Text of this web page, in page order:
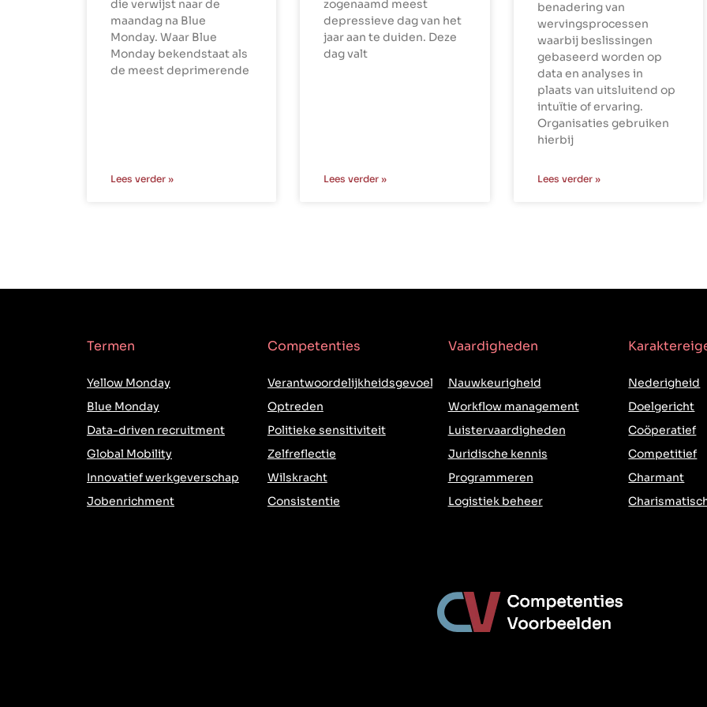
die verwijst naar de
maandag na Blue
Monday. Waar Blue
Monday bekendstaat als
de meest deprimerende
Lees verder »
zogenaamd meest
depressieve dag van het
jaar aan te duiden. Deze
dag valt
Lees verder »
benadering van
wervingsprocessen
waarbij beslissingen
gebaseerd worden op
data en analyses in
plaats van uitsluitend op
intuïtie of ervaring.
Organisaties gebruiken
hierbij
Lees verder »
Termen
Yellow Monday
Blue Monday
Data-driven recruitment
Global Mobility
Innovatief werkgeverschap
Jobenrichment
Competenties
Verantwoordelijkheidsgevoel
Optreden
Politieke sensitiviteit
Zelfreflectie
Wilskracht
Consistentie
Vaardigheden
Nauwkeurigheid
Workflow management
Luistervaardigheden
Juridische kennis
Programmeren
Logistiek beheer
Nederigheid
Doelgericht
Coöperatief
Competitief
Charmant